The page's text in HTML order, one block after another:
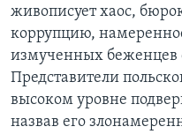
живописует хаос,
коррупцию,
измученных беженцев
Представители
высоком уровне
назвав его